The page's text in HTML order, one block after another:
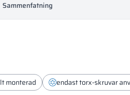
Sammenfatning
monterad endast torx-skruvar